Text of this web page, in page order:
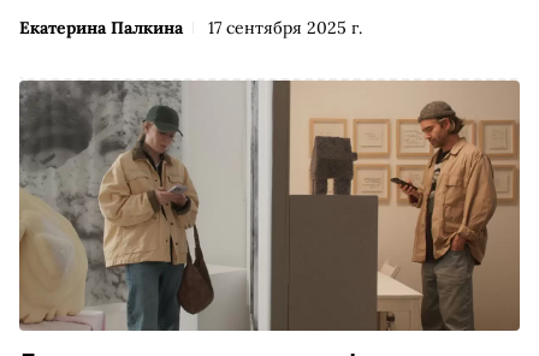
Екатерина Палкина 17 сентября 2025 г.